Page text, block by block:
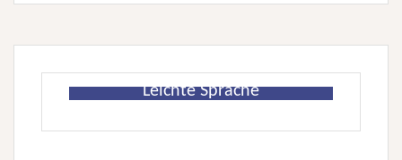
Leichte Sprache